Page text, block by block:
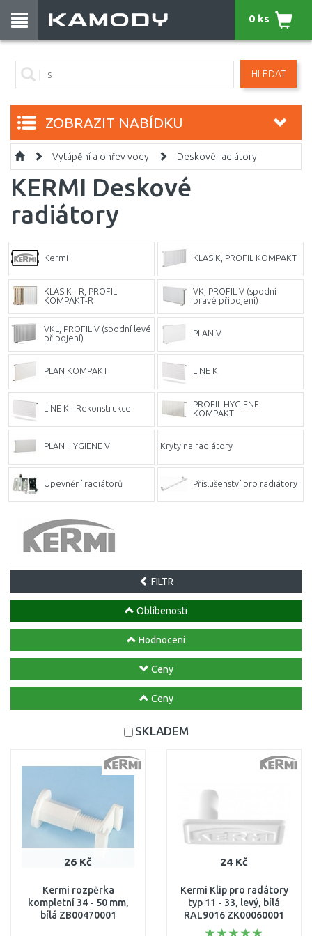
HLEDAT
0 ks
ZOBRAZIT NABÍDKU
Vytápění a ohřev vody Deskové radiátory
KERMI Deskové
radiátory
Kermi KLASIK, PROFIL KOMPAKT
KLASIK - R, PROFIL
KOMPAKT-R
VK, PROFIL V (spodní
pravé připojení)
VKL, PROFIL V (spodní levé
připojení)
PLAN V
PLAN KOMPAKT LINE K
LINE K - Rekonstrukce
PROFIL HYGIENE
KOMPAKT
PLAN HYGIENE V Kryty na radiátory
Upevnění radiátorů Příslušenství pro radiátory
FILTR
Oblíbenosti
Hodnocení
Ceny
Ceny
SKLADEM
26 Kč
Kermi rozpěrka
kompletní 34 - 50 mm,
bílá ZB00470001
24 Kč
Kermi Klip pro radátory
typ 11 - 33, levý, bílá
RAL9016 ZK00060001